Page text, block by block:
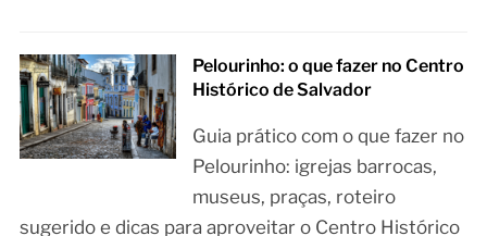
Pelourinho: o que fazer no Centro
Histórico de Salvador
Guia prático com o que fazer no
Pelourinho: igrejas barrocas,
museus, praças, roteiro
sugerido e dicas para aproveitar o Centro Histórico